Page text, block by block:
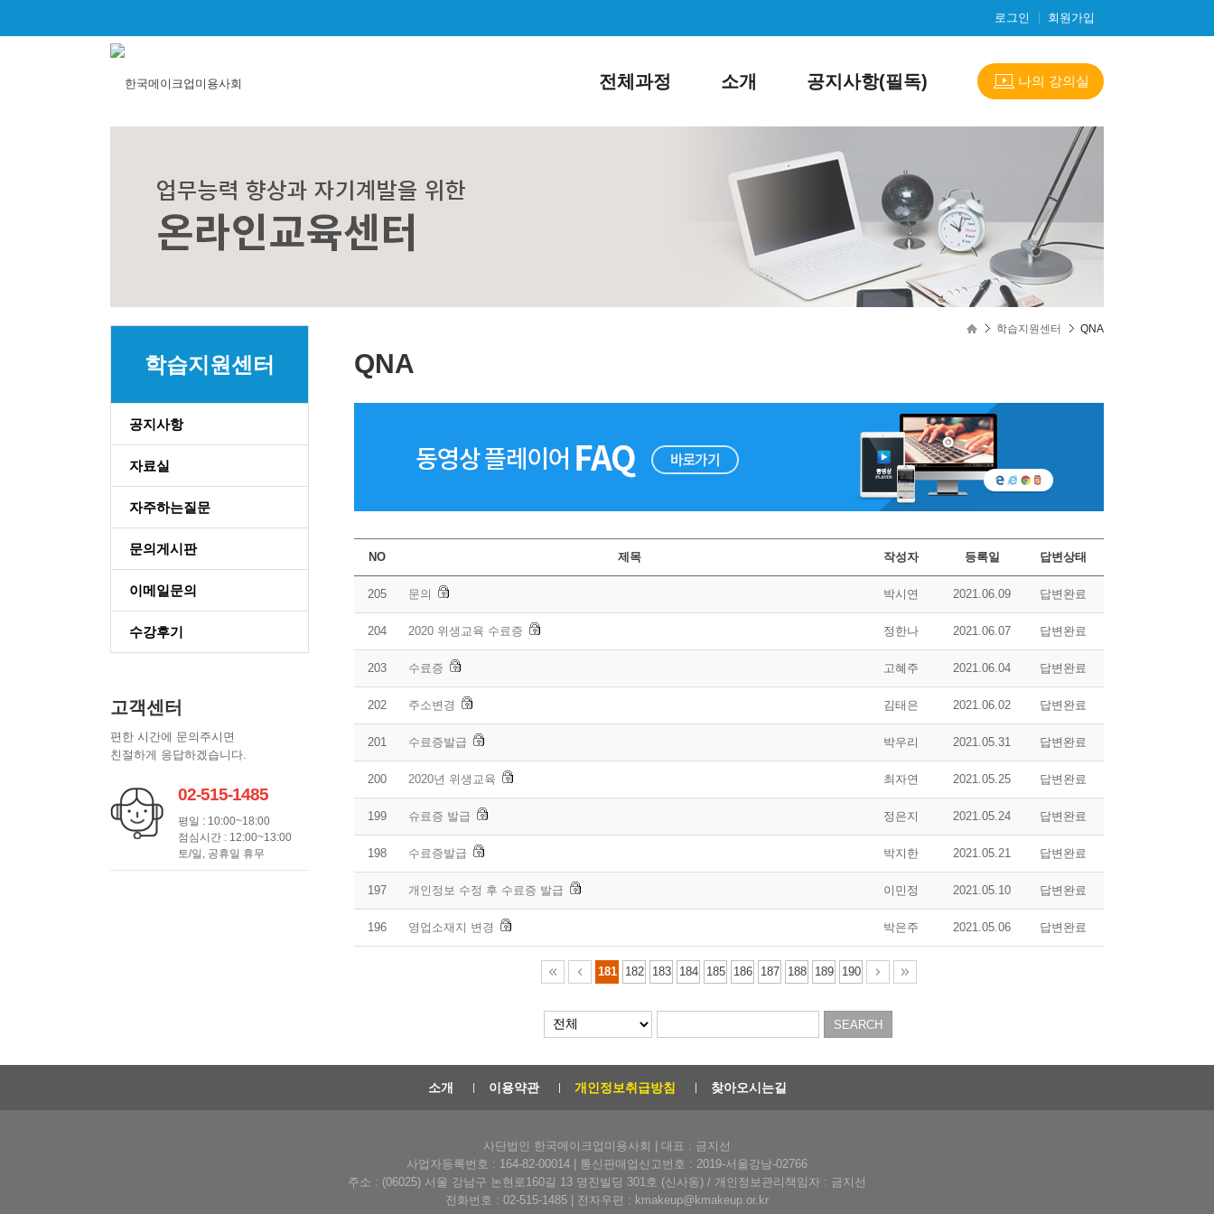
로그인 회원가입
전체과정 소개 공지사항(필독) 나의 강의실
학습지원센터
공지사항
자료실
자주하는질문
문의게시판
이메일문의
수강후기
고객센터
편한 시간에 문의주시면
친절하게 응답하겠습니다.
02-515-1485
평일 : 10:00~18:00
점심시간 : 12:00~13:00
토/일, 공휴일 휴무
학습지원센터 QNA
QNA
NO 제목 작성자 등록일 답변상태
205 문의 박시연 2021.06.09 답변완료
204 2020 위생교육 수료증 정한나 2021.06.07 답변완료
203 수료증 고혜주 2021.06.04 답변완료
202 주소변경 김태은 2021.06.02 답변완료
201 수료증발급 박우리 2021.05.31 답변완료
200 2020년 위생교육 최자연 2021.05.25 답변완료
199 슈료증 발급 정은지 2021.05.24 답변완료
198 수료증발급 박지한 2021.05.21 답변완료
197 개인정보 수정 후 수료증 발급 이민정 2021.05.10 답변완료
196 영업소재지 변경 박은주 2021.05.06 답변완료
181 182 183 184 185 186 187 188 189 190
소개 이용약관 개인정보취급방침 찾아오시는길
사단법인 한국메이크업미용사회 | 대표 : 금지선
사업자등록번호 : 164-82-00014 | 통신판매업신고번호 : 2019-서울강남-02766
주소 : (06025) 서울 강남구 논현로160길 13 명진빌딩 301호 (신사동) / 개인정보관리책임자 : 금지선
전화번호 : 02-515-1485 | 전자우편 : kmakeup@kmakeup.or.kr